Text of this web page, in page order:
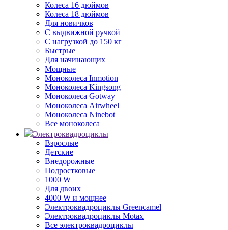
Колеса 16 дюймов
Колеса 18 дюймов
Для новичков
С выдвижной ручкой
С нагрузкой до 150 кг
Быстрые
Для начинающих
Мощные
Моноколеса Inmotion
Моноколеса Kingsong
Моноколеса Gotway
Моноколеса Airwheel
Моноколеса Ninebot
Все моноколеса
Электроквадроциклы
Взрослые
Детские
Внедорожные
Подростковые
1000 W
Для двоих
4000 W и мощнее
Электроквадроциклы Greencamel
Электроквадроциклы Motax
Все электроквадроциклы